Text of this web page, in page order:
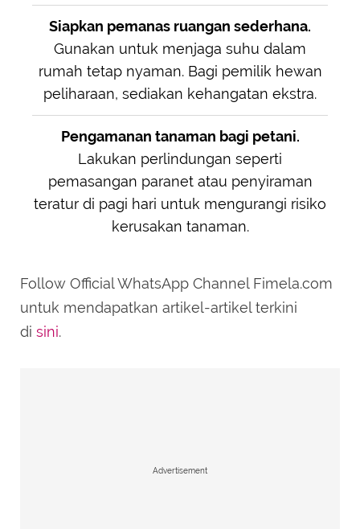
Siapkan pemanas ruangan sederhana.
Gunakan untuk menjaga suhu dalam
rumah tetap nyaman. Bagi pemilik hewan
peliharaan, sediakan kehangatan ekstra.
Pengamanan tanaman bagi petani.
Lakukan perlindungan seperti
pemasangan paranet atau penyiraman
teratur di pagi hari untuk mengurangi risiko
kerusakan tanaman.
Follow Official WhatsApp Channel Fimela.com
untuk mendapatkan artikel-artikel terkini
di sini.
Advertisement